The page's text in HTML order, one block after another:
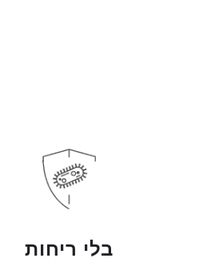
בלי ריחות